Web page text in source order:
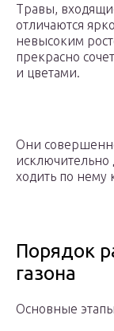
Травы,
отличаются
невысоким
прекрасно
и цветами.
Они
ходить по нему
Порядок
газона
Основные